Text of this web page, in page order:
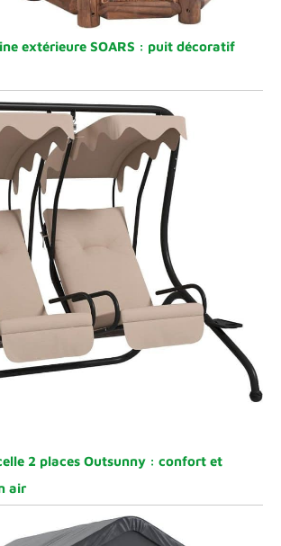
extérieure SOARS : puit décoratif
2 places Outsunny : confort et
air